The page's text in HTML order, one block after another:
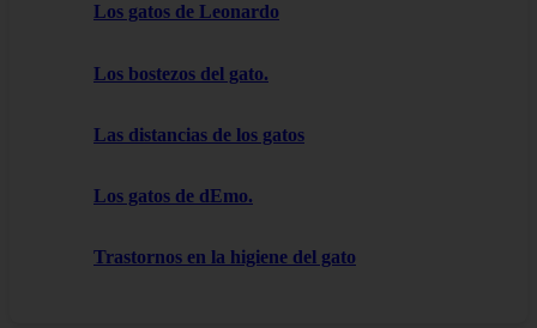
Los gatos de Leonardo
Los bostezos del gato.
Las distancias de los gatos
Los gatos de dEmo.
Trastornos en la higiene del gato